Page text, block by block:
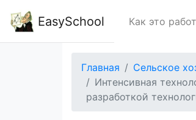
EasySchool Как это
Главная
Сельское
Интенсивная
разработкой